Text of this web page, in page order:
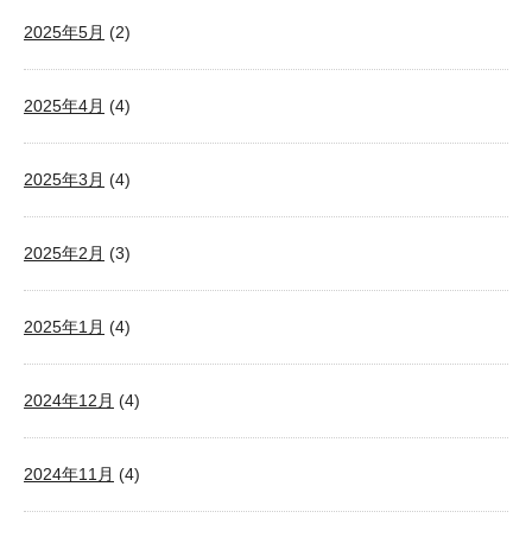
2025年5月 (2)
2025年4月 (4)
2025年3月 (4)
2025年2月 (3)
2025年1月 (4)
2024年12月 (4)
2024年11月 (4)